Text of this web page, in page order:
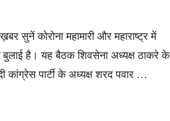
सुनें कोरोना महामारी और महाराष्ट्र में
है। यह बैठक शिवसेना अध्यक्ष ठाकरे के
कांग्रेस पार्टी के अध्यक्ष शरद पवार …